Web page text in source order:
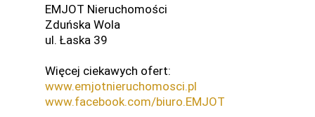
EMJOT Nieruchomości
Zduńska Wola
ul. Łaska 39
Więcej ciekawych ofert:
www.emjotnieruchomosci.pl
www.facebook.com/biuro.EMJOT